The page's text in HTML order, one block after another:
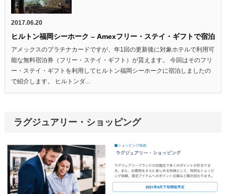
2017.06.20
ヒルトン福岡シーホーク – Amexフリー・ステイ・ギフトで宿泊
アメックスのプラチナカードですが、年1回の更新後に対象ホテルで利用可
能な無料宿泊券（フリー・ステイ・ギフト）が貰えます。 今回はそのフリ
ー・ステイ・ギフトを利用してヒルトン福岡シーホークに宿泊しましたの
で紹介します。 ヒルトンダ...
ラグジュアリー・ショッピング